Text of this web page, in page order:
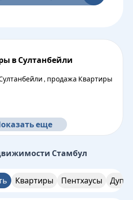
в Султанбейли
, продажа Квартиры
еще
Стамбул
Квартиры Пентхаусы